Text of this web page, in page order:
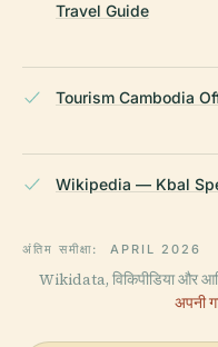
Travel Guide
Tourism Cambodia
Wikipedia — Kbal
अंतिम समीक्षा: APRIL 2026
Wikidata, विकिपीडिया और
अपनी